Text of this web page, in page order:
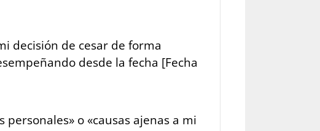
decisión de cesar de forma
desde la fecha [Fecha
o «causas ajenas a mi